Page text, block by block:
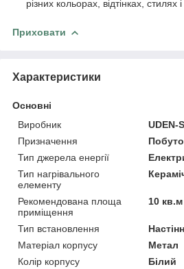
різних кольорах, відтінках, стилях
Приховати
Характеристики
Основні
Виробник
UDEN-S
Призначення
Тип джерела енергії
Тип нагрівального
елементу
Рекомендована площа
приміщення
10 кв.м
Тип встановлення
Матеріал корпусу
Метал
Колір корпусу
Білий